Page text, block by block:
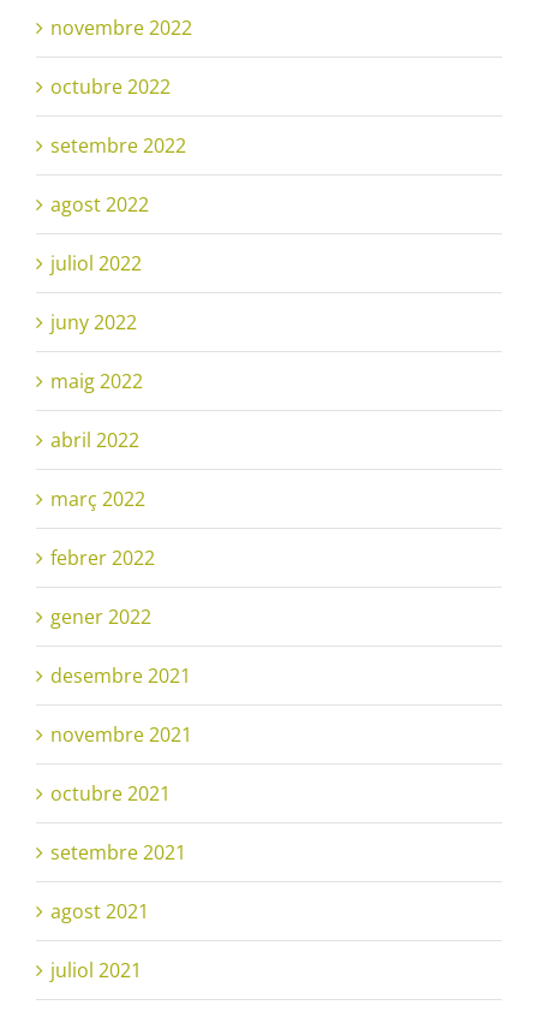
novembre 2022
octubre 2022
setembre 2022
agost 2022
juliol 2022
juny 2022
maig 2022
abril 2022
març 2022
febrer 2022
gener 2022
desembre 2021
novembre 2021
octubre 2021
setembre 2021
agost 2021
juliol 2021